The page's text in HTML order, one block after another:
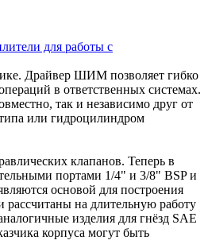
для работы с
Драйвер ШИМ позволяет гибко
в ответственных системах.
так и независимо друг от
или гидроцилиндром
клапанов. Теперь в
портами 1/4" и 3/8" BSP и
основой для построения
рассчитаны на длительную работу
изделия для гнёзд SAE
корпуса могут быть